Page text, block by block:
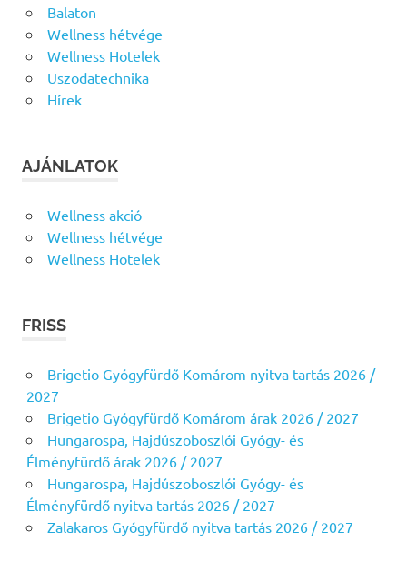
Balaton
Wellness hétvége
Wellness Hotelek
Uszodatechnika
Hírek
AJÁNLATOK
Wellness akció
Wellness hétvége
Wellness Hotelek
FRISS
Brigetio Gyógyfürdő Komárom nyitva tartás 2026 /
2027
Brigetio Gyógyfürdő Komárom árak 2026 / 2027
Hungarospa, Hajdúszoboszlói Gyógy- és
Élményfürdő árak 2026 / 2027
Hungarospa, Hajdúszoboszlói Gyógy- és
Élményfürdő nyitva tartás 2026 / 2027
Zalakaros Gyógyfürdő nyitva tartás 2026 / 2027